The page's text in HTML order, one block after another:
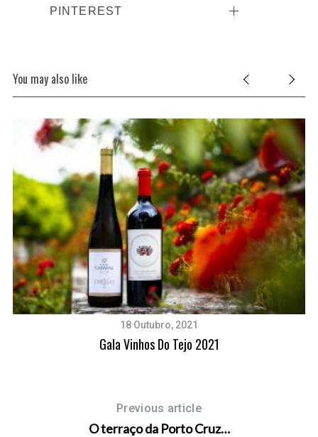
PINTEREST
You may also like
18 Outubro, 2021
Gala Vinhos Do Tejo 2021
Previous article
O terraço da Porto Cruz…